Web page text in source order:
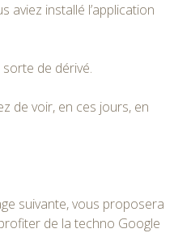
aviez installé l’application
sorte de dérivé.
de voir, en ces jours, en
suivante, vous proposera
de la techno Google